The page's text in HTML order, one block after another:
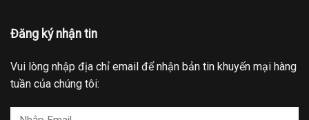
Đăng ký nhận tin
Vui lòng nhập địa chỉ email để nhận bản tin khuyến mại hàng
tuần của chúng tôi: